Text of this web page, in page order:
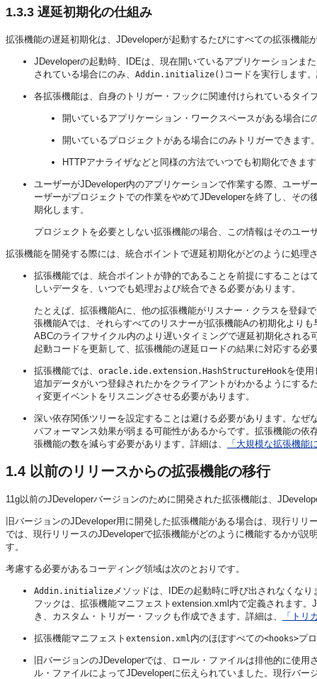
1.3.3 遅延初期化の仕組み
拡張機能の遅延初期化は、 JDeveloperが起動するたびにすべての拡張機能
JDeveloperの起動時、IDEは、現在開いているアプリケーションま
されている場合にのみ、 Addin.initialize() コードを実行します
各拡張機能は、自身のトリガー・フックに関連付けられているタ
開いているアプリケーション・ワークスペースがある場合に
開いているプロジェクトがある場合にのみトリガーできます
HTTPアナライザなどと同様の方法でいつでも初期化できま
ユーザーがJDeveloper内のアプリケーションで作業する際、ユーザ
ーザーがプロジェクトでの作業をやめてJDeveloperを終了し、その
期化します。
プロジェクトを必要としない拡張機能の場合、この情報はそのユー
拡張機能を開発する際には、統合ポイントで遅延初期化がどのように処理
拡張機能では、統合ポイントが静的であることを前提にすること
しいデータを、いつでも処理および統合できる必要があります。
たとえば、拡張機能Aに、他の拡張機能がリスナー・クラスを登録
張機能Aでは、それらすべてのリスナーが拡張機能Aの初期化より
ABCのライフサイクル内のより遅いタイミングで遅延初期化され
起動コードを更新して、拡張機能の遅延ロードの結果に対応する
拡張機能では、 oracle.ide.extension.HashStructureHookを使用
追加データがいつ登録されたかをクライアントがわかるようにす
ィ変更イベントをリスニングさせる必要があります。
深い依存関係ツリーを設定することは避ける必要があります。な
パフォーマンス効果が弱まる可能性があるからです。拡張機能の
張機能の数を減らす必要があります。詳細は、
「大規模な拡張機能
1.4 以前のリリースからの拡張機能の移行
11g以前のJDeveloperバージョンのために開発された拡張機能は、
旧バージョンのJDeveloper用に開発した拡張機能がある場合は、現行リリ
では、現行リリースのJDeveloperで拡張機能がどのように機能するかが説
す。
考慮する必要があるコーディング領域は次のとおりです。
Addin.initialize メソッドは、IDEの起動時に呼び出されなくな
フックは、拡張機能マニフェストextension.xml内で定義されます。
き、カスタム・トリガー・フックも作成できます。詳細は、
「トリ
拡張機能マニフェスト extension.xml 内のほぼすべての<hooks>プ
旧バージョンのJDeveloperでは、ロール・ファイルは排他的に使用
ル・ファイルによってJDeveloperに伝えられていました。現行バー